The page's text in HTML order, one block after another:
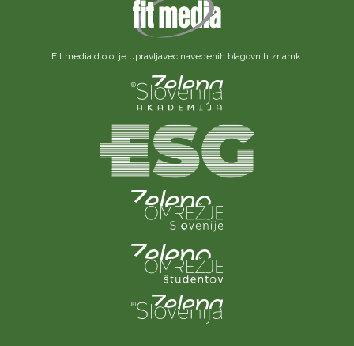
Fit media d.o.o. je upravljavec navedenih blagovnih znamk.